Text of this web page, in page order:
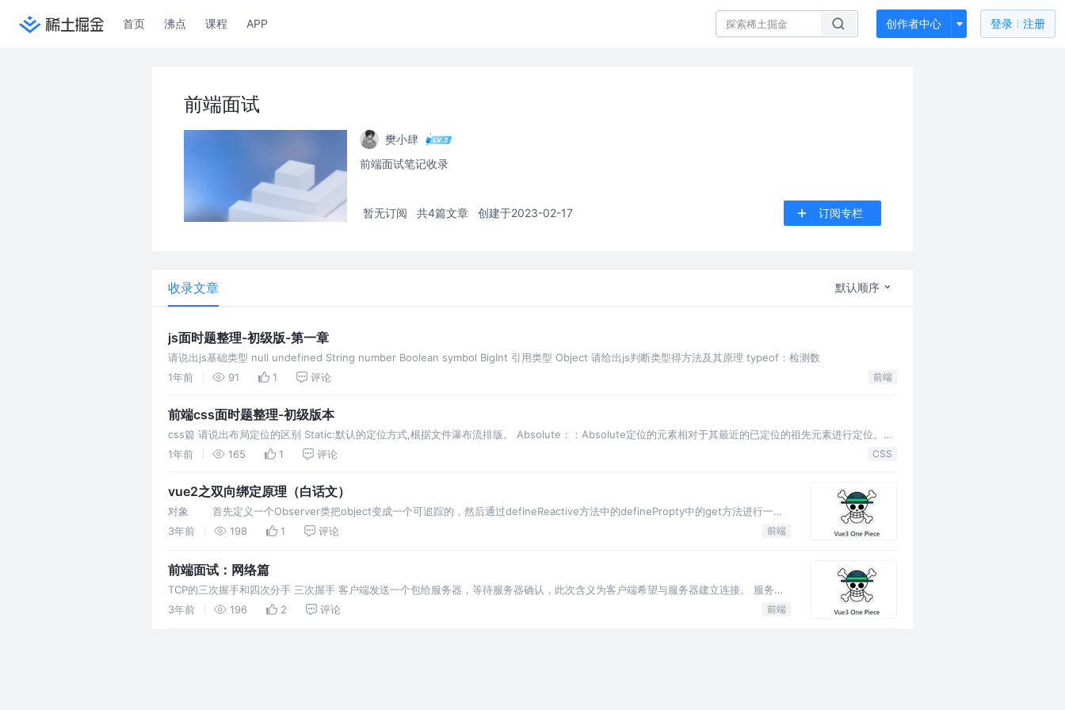
首页 沸点 课程 APP 创作者中心 登录 注册
前端面试
樊小肆
前端面试笔记收录
暂无订阅 共4篇文章 创建于2023-02-17 订阅专栏
收录文章 默认顺序
js面时题整理-初级版-第一章
请说出js基础类型 null undefined String number Boolean symbol BigInt 引用类型 Object 请给出js判断类型得方法及其原理 typeof：检测数
1年前
91 1 评论 前端
前端css面时题整理-初级版本
css篇 请说出布局定位的区别 Static:默认的定位方式,根据文件瀑布流排版。 Absolute：‌：Absolute定位的元素相对于其最近的已定位的祖先元素进行定位。如
果祖先元素没有进行定位，则
1年前 165 1 评论 CSS
vue2之双向绑定原理（白话文）
对象 首先定义一个Observer类把object变成一个可追踪的，然后通过defineReactive方法中的definePropty中的get方法进行一个
依赖收集（window.target=
3年前 198 1 评论 前端
前端面试：网络篇
TCP的三次握手和四次分手 三次握手 客户端发送一个包给服务器，等待服务器确认，此次含义为客户端希望与服务器建立连接。 服务器
收到客户端发送的包后向客户端返回一个包，此次含义是服务器回应客户端已接收到
3年前 196 2 评论 前端